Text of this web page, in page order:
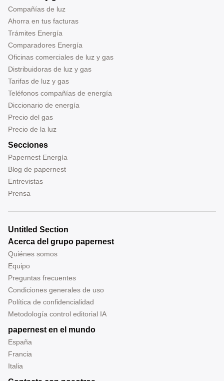
Compañías de luz
Ahorra en tus facturas
Trámites Energía
Comparadores Energía
Oficinas comerciales de luz y gas
Distribuidoras de luz y gas
Tarifas de luz y gas
Teléfonos compañías de energía
Diccionario de energía
Precio del gas
Precio de la luz
Secciones
Papernest Energía
Blog de papernest
Entrevistas
Prensa
Untitled Section
Acerca del grupo papernest
Quiénes somos
Equipo
Preguntas frecuentes
Condiciones generales de uso
Política de confidencialidad
Metodología control editorial IA
papernest en el mundo
España
Francia
Italia